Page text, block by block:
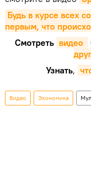
Будь в курсе всех
первым, что
Смотреть видео
Узнать,
Видео Экономика